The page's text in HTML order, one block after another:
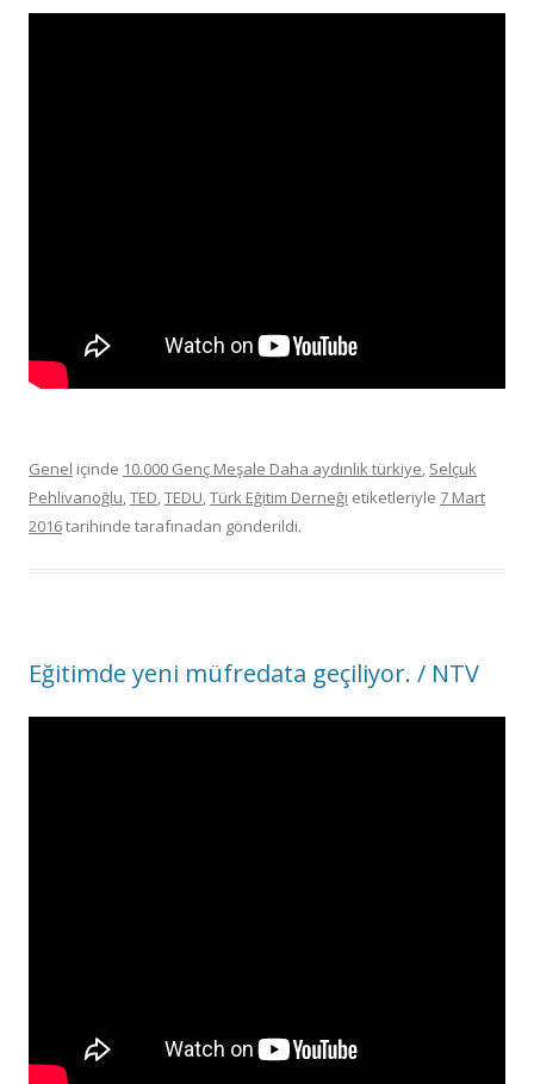
Genel içinde 10.000 Genç Meşale Daha aydınlık türkiye, Selçuk
Pehlivanoğlu,TED,TEDU,Türk Eğitim Derneği etiketleriyle 7 Mart
2016tarihinde tarafınadan gönderildi.
Eğitimde yeni müfredata geçiliyor. / NTV